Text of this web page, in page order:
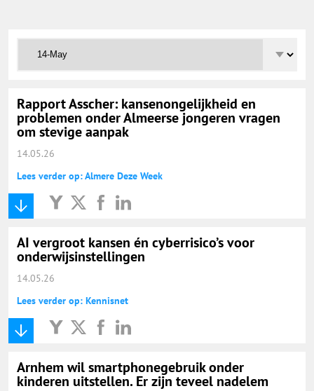
Basisonderwijs
Hoger Onderwijs
MBO
Voortgezet Onderwijs
Onderwijs Nieuws Dienst
Rapport Asscher: kansenongelijkheid en
problemen onder Almeerse jongeren vragen
om stevige aanpak
14.05.26
Lees verder op: Almere Deze Week
AI vergroot kansen én cyberrisico’s voor
onderwijsinstellingen
14.05.26
Lees verder op: Kennisnet
Arnhem wil smartphonegebruik onder
kinderen uitstellen. Er zijn teveel nadelem